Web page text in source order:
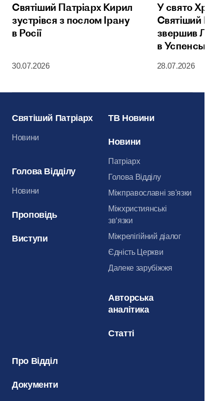
Святіший Патріарх Кирил
зустрівся з послом Ірану
в Росії
30.07.2026
У свято
Святіший
звершив
в
28.07.2026
Святіший Патріарх
Новини
Голова Відділу
Новини
Проповідь
Виступи
ТВ Новини
Новини
Патріарх
Голова Відділу
Міжправославні зв'язки
Міжхристиянські
зв‘язки
Міжрелігійний діалог
Єдність Церкви
Далеке зарубіжжя
Авторська
аналітика
Статті
Про Відділ
Документи